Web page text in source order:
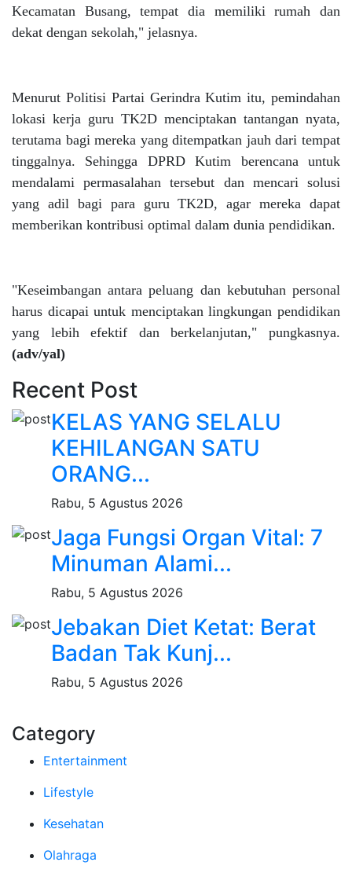
Kecamatan Busang, tempat dia memiliki rumah dan
dekat dengan sekolah," jelasnya.
Menurut Politisi Partai Gerindra Kutim itu, pemindahan
lokasi kerja guru TK2D menciptakan tantangan nyata,
terutama bagi mereka yang ditempatkan jauh dari tempat
tinggalnya. Sehingga DPRD Kutim berencana untuk
mendalami permasalahan tersebut dan mencari solusi
yang adil bagi para guru TK2D, agar mereka dapat
memberikan kontribusi optimal dalam dunia pendidikan.
"Keseimbangan antara peluang dan kebutuhan personal
harus dicapai untuk menciptakan lingkungan pendidikan
yang lebih efektif dan berkelanjutan," pungkasnya.
(adv/yal)
Recent Post
KELAS YANG SELALU
KEHILANGAN SATU
ORANG...
Rabu, 5 Agustus 2026
Jaga Fungsi Organ Vital: 7
Minuman Alami...
Rabu, 5 Agustus 2026
Jebakan Diet Ketat: Berat
Badan Tak Kunj...
Rabu, 5 Agustus 2026
Category
Entertainment
Lifestyle
Kesehatan
Olahraga